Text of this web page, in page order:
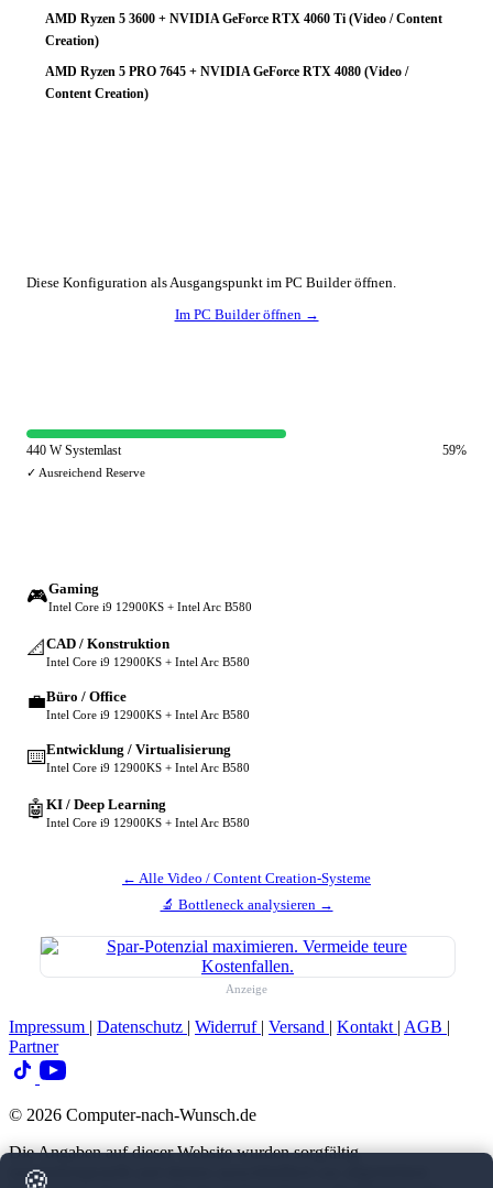
AMD Ryzen 5 3600 + NVIDIA GeForce RTX 4060 Ti (Video / Content
Creation)
AMD Ryzen 5 PRO 7645 + NVIDIA GeForce RTX 4080 (Video /
Content Creation)
Diese Konfiguration als Ausgangspunkt im PC Builder öffnen.
Im PC Builder öffnen →
440 W Systemlast 59%
✓ Ausreichend Reserve
🎮Gaming
Intel Core i9 12900KS + Intel Arc B580
📐 CAD / Konstruktion
Intel Core i9 12900KS + Intel Arc B580
💼Büro / Office
Intel Core i9 12900KS + Intel Arc B580
⌨️Entwicklung / Virtualisierung
Intel Core i9 12900KS + Intel Arc B580
🤖 KI / Deep Learning
Intel Core i9 12900KS + Intel Arc B580
← Alle Video / Content Creation-Systeme
🔬 Bottleneck analysieren →
Anzeige
Impressum | Datenschutz | Widerruf | Versand | Kontakt | AGB |
Partner
© 2026 Computer-nach-Wunsch.de
Die Angaben auf dieser Website wurden sorgfältig
zusammengestellt und dienen ausschließlich zur allgemeinen